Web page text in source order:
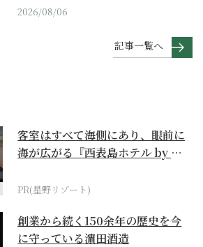
2026/08/06
記事一覧へ
客室はすべて海側にあり、眼前に
海が広がる『西表島ホテル by 星
PR(星野リゾート)
創業から続く150余年の歴史を今
に守っている濵田酒造